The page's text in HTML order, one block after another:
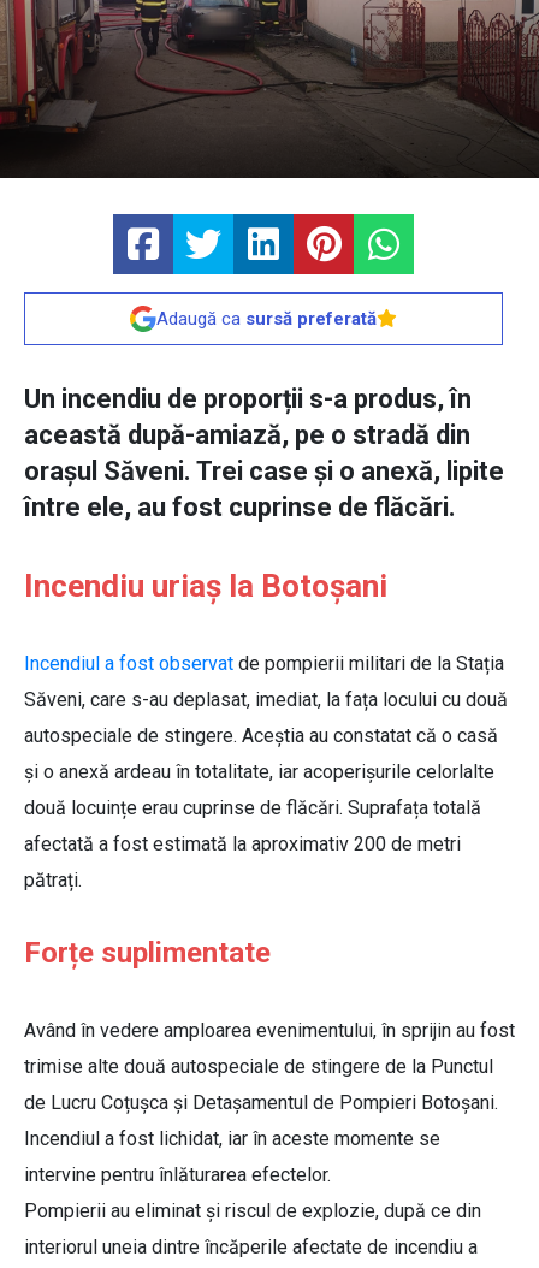
Adaugă ca sursă preferată
Un incendiu de proporții s-a produs, în
această după-amiază, pe o stradă din
orașul Săveni. Trei case și o anexă, lipite
între ele, au fost cuprinse de flăcări.
Incendiu uriaș la Botoșani
Incendiul a fost observat de pompierii militari de la Stația
Săveni, care s-au deplasat, imediat, la fața locului cu două
autospeciale de stingere. Aceștia au constatat că o casă
și o anexă ardeau în totalitate, iar acoperișurile celorlalte
două locuințe erau cuprinse de flăcări. Suprafața totală
afectată a fost estimată la aproximativ 200 de metri
pătrați.
Forțe suplimentate
Având în vedere amploarea evenimentului, în sprijin au fost
trimise alte două autospeciale de stingere de la Punctul
de Lucru Coțușca și Detașamentul de Pompieri Botoșani.
Incendiul a fost lichidat, iar în aceste momente se
intervine pentru înlăturarea efectelor.
Pompierii au eliminat și riscul de explozie, după ce din
interiorul uneia dintre încăperile afectate de incendiu a